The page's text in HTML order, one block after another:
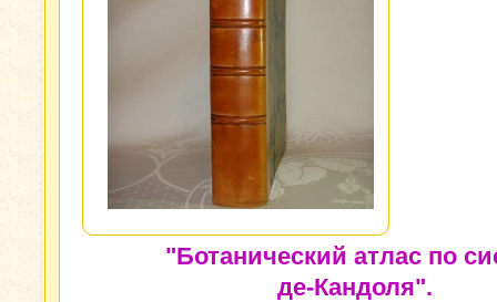
"Ботанический атлас по
де-Кандоля".